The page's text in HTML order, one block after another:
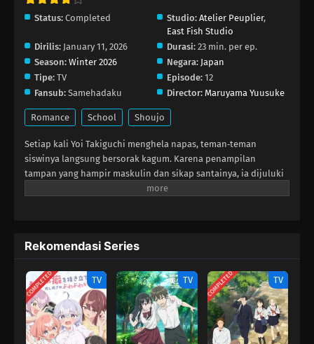
Status: Completed Studio: Atelier Peuplier,
East Fish Studio
Dirilis: January 11, 2026 Durasi: 23 min. per ep.
Season: Winter 2026 Negara: Japan
Tipe: TV Episode: 12
Fansub: Samehadaku Director: Maruyama Yuusuke
Romance School Shoujo
Setiap kali Yoi Takiguchi menghela napas, teman‑teman
siswinya langsung bersorak kagum. Karena penampilan
tampan yang hampir maskulin dan sikap santainya, ia dijuluki
“prince” sekolah. Meski begitu, Yoi memilih cuek terhadap
prince pada umumnya; ia bertindak seenaknya tanpa pikir
panjang. Namun begitu ia melontarkan pujian, Yoi langsung
tersipu, dan tatapan Kohaku membuatnya gemetar. Kohaku
menjadi cowok pertama yang mengakui Yoi sebagai gadis, dan
segala upaya Yoi untuk menjauh justru sia‑sia karena
tampaknya Kohaku sudah menaruh mata pada dirinya. Walau
Yoi terus meyakinkan diri bahwa ini cuma main‑main, ia tak
Rekomendasi Series
COMPLETED TV TV COMPLETED TV